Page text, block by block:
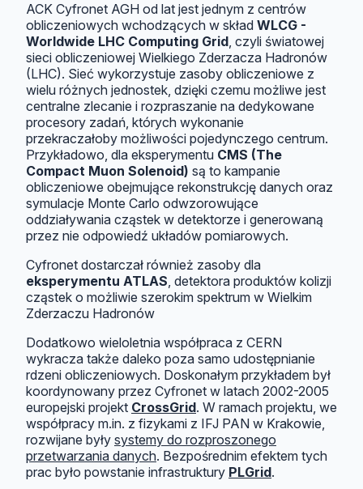
ACK Cyfronet AGH od lat jest jednym z centrów
obliczeniowych wchodzących w skład WLCG -
Worldwide LHC Computing Grid, czyli światowej
sieci obliczeniowej Wielkiego Zderzacza Hadronów
(LHC). Sieć wykorzystuje zasoby obliczeniowe z
wielu różnych jednostek, dzięki czemu możliwe jest
centralne zlecanie i rozpraszanie na dedykowane
procesory zadań, których wykonanie
przekraczałoby możliwości pojedynczego centrum.
Przykładowo, dla eksperymentu CMS (The
Compact Muon Solenoid) są to kampanie
obliczeniowe obejmujące rekonstrukcję danych oraz
symulacje Monte Carlo odwzorowujące
oddziaływania cząstek w detektorze i generowaną
przez nie odpowiedź układów pomiarowych.
Cyfronet dostarczał również zasoby dla
eksperymentu ATLAS, detektora produktów kolizji
cząstek o możliwie szerokim spektrum w Wielkim
Zderzaczu Hadronów
Dodatkowo wieloletnia współpraca z CERN
wykracza także daleko poza samo udostępnianie
rdzeni obliczeniowych. Doskonałym przykładem był
koordynowany przez Cyfronet w latach 2002-2005
europejski projekt CrossGrid. W ramach projektu, we
współpracy m.in. z fizykami z IFJ PAN w Krakowie,
rozwijane były systemy do rozproszonego
przetwarzania danych. Bezpośrednim efektem tych
prac było powstanie infrastruktury PLGrid.